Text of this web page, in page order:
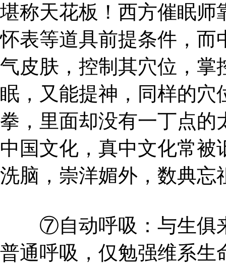
堪称天花板！西方催眠师
怀表等道具前提条件，而
气皮肤，控制其穴位，掌
眠，又能提神，同样的穴
拳，里面却没有一丁点的
中国文化，真中文化常
洗脑，崇洋媚外，数典忘
⑦自动呼吸：与生俱来
普通呼吸，仅勉强维系生